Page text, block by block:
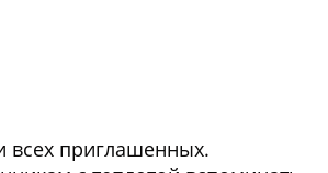
всех приглашенных.